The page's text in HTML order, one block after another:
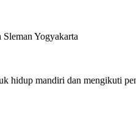
Yogyakarta
hidup mandiri dan mengikuti